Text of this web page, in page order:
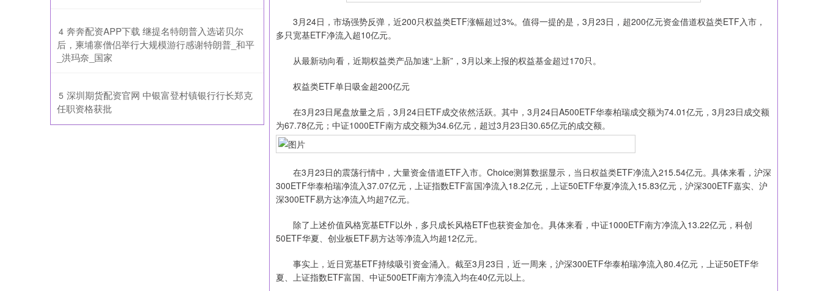
3月24日，市场强势反弹，近200只权益类ETF涨幅超过3%。值得一提的是，3月23日，超200亿元资金借道权益类ETF入市，
多只宽基ETF净流入超10亿元。
从最新动向看，近期权益类产品加速“上新”，3月以来上报的权益基金超过170只。
权益类ETF单日吸金超200亿元
在3月23日尾盘放量之后，3月24日ETF成交依然活跃。其中，3月24日A500ETF华泰柏瑞成交额为74.01亿元，3月23日成交额
为67.78亿元；中证1000ETF南方成交额为34.6亿元，超过3月23日30.65亿元的成交额。
在3月23日的震荡行情中，大量资金借道ETF入市。Choice测算数据显示，当日权益类ETF净流入215.54亿元。具体来看，沪深
300ETF华泰柏瑞净流入37.07亿元，上证指数ETF富国净流入18.2亿元，上证50ETF华夏净流入15.83亿元，沪深300ETF嘉实、沪
深300ETF易方达净流入均超7亿元。
除了上述价值风格宽基ETF以外，多只成长风格ETF也获资金加仓。具体来看，中证1000ETF南方净流入13.22亿元，科创
50ETF华夏、创业板ETF易方达等净流入均超12亿元。
事实上，近日宽基ETF持续吸引资金涌入。截至3月23日，近一周来，沪深300ETF华泰柏瑞净流入80.4亿元，上证50ETF华
夏、上证指数ETF富国、中证500ETF南方净流入均在40亿元以上。
4 ​奔奔配资APP下载 继提名特朗普入选诺贝尔
后，柬埔寨僧侣举行大规模游行感谢特朗普_和平
_洪玛奈_国家
5 ​深圳期货配资官网 中银富登村镇银行行长郑克
任职资格获批